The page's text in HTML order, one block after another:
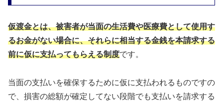
仮渡金とは、被害者が当面の生活費や医療費として使用す
るお金がない場合に、それらに相当する金銭を本請求する
前に仮に支払ってもらえる制度です。
当面の支払いを確保するために仮に支払われるものですの
で、損害の総額が確定してない段階でも支払いを請求する